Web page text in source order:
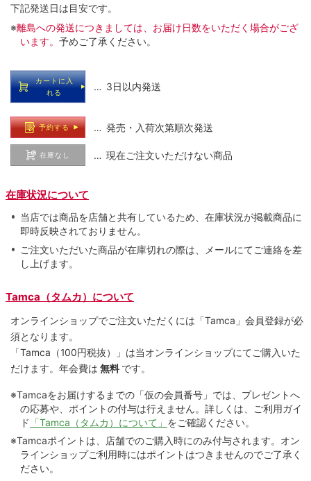
下記発送日は目安です。
※離島への発送につきましては、お届け日数をいただく場合がござ
います。 予めご了承ください。
カートに入
れる
… 3日以内発送
予約する … 発売・入荷次第順次発送
在庫なし … 現在ご注文いただけない商品
在庫状況について
当店では商品を店舗と共有しているため、在庫状況が掲載商品に
即時反映されておりません。
ご注文いただいた商品が在庫切れの際は、メールにてご連絡を差
し上げます。
Tamca（タムカ）について
オンラインショップでご注⽂いただくには「Tamca」会員登録が必
須となります。
「Tamca （100円税抜）
」は当オンラインショップにてご購⼊いた
だけます。 年会費は 無料 です。
※Tamcaをお届けするまでの「仮の会員番号」では、プレゼントへ
の応募や、ポイントの付与は⾏えません。詳しくは、ご利⽤ガイ
ド 「Tamca（タムカ）について」 をご確認ください。
※Tamcaポイントは、店舗でのご購⼊時にのみ付与されます。オン
ラインショップご利用時にはポイントはつきませんのでご了承く
ださい。